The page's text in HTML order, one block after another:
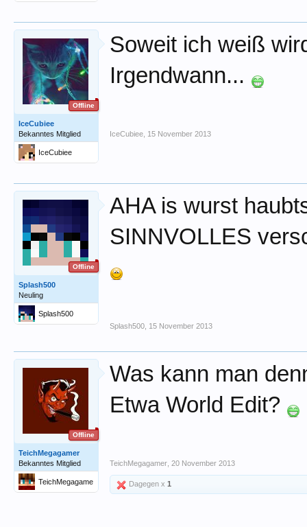
Offline
IceCubiee
Bekanntes Mitglied
IceCubiee
Soweit ich weiß
Irgendwann...
IceCubiee 15 November 2013
Offline
Splash500
Neuling
Splash500
AHA is wurst
SINNVOLLES
Splash500 15 November 2013
Offline
TeichMegagamer
Bekanntes Mitglied
TeichMegagame
r
Was kann man
Etwa World Edit?
TeichMegagamer 20 November 2013
Dagegen x 1